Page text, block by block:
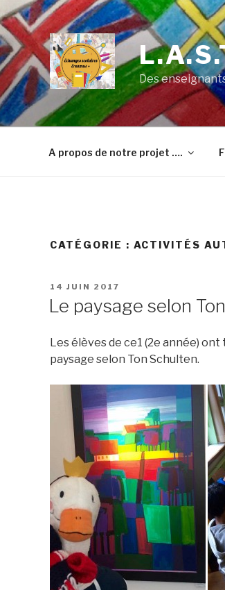
Des
A propos de notre projet ….
CATÉGORIE : ACTIVITÉS
PUBLIÉ
LE
14 JUIN 2017
Le paysage selon
Les élèves de ce1 (2e année)
paysage selon Ton Schulten.